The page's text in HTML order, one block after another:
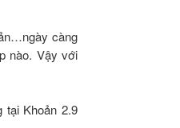
càng
nào. Vậy với
tại Khoản 2.9